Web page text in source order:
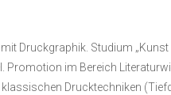
Druckgraphik. Studium
Promotion im Bereich
Drucktechniken